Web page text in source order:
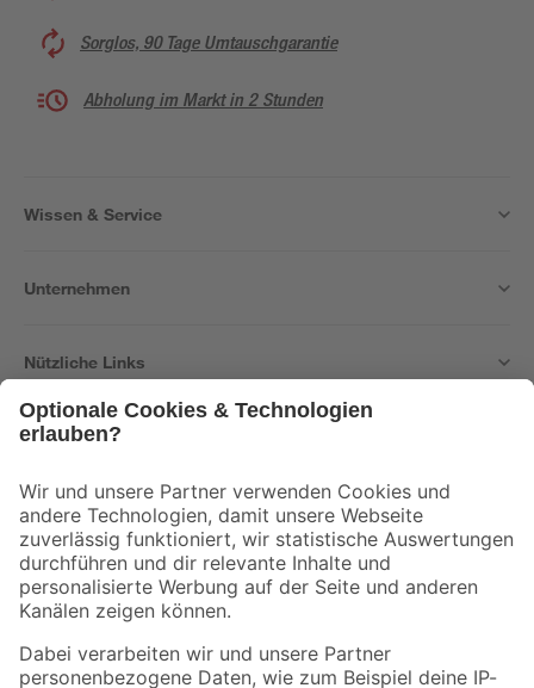
Sorglos, 90 Tage Umtauschgarantie
Abholung im Markt in 2 Stunden
Wissen & Service
Unternehmen
Nützliche Links
Der toom Newsletter: Keine Angebote und Aktionen mehr verpassen!
Zur Newsletter Anmeldung
Folge uns